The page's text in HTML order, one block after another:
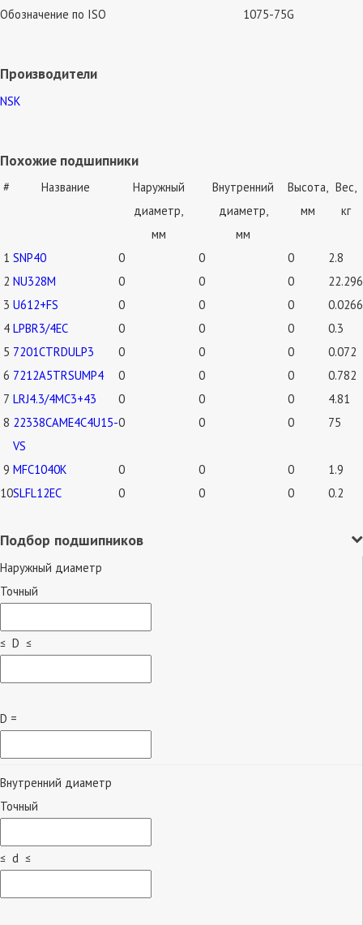
Обозначение по ISO
1075-75G
Производители
NSK
Похожие подшипники
# Название
Наружный
диаметр,
мм
Внутренний
диаметр,
мм
Высота,
мм
Вес,
кг
1 SNP40 0 0 0
2.8
2 NU328M 0 0 0
22.296
3 U612+FS 0 0 0
0.0266
4 LPBR3/4EC 0 0 0
0.3
5 7201CTRDULP3 0 0 0
0.072
6 7212A5TRSUMP4 0 0 0
0.782
7 LRJ4.3/4MC3+43 0 0 0
4.81
8 22338CAME4C4U15-
VS
0 0 0 75
9 MFC1040K 0 0 0
1.9
10SLFL12EC 0 0 0 0.2
Подбор подшипников
Наружный диаметр
Точный
≤ D ≤
D =
Внутренний диаметр
Точный
≤ d ≤